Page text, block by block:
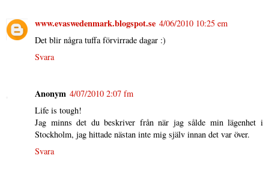
www.evaswedenmark.blogspot.se 4/06/2010 10:25 em
Det blir några tuffa förvirrade dagar :)
Svara
Anonym 4/07/2010 2:07 fm
Life is tough!
Jag minns det du beskriver från när jag sålde min lägenhet i
Stockholm, jag hittade nästan inte mig själv innan det var över.
Svara